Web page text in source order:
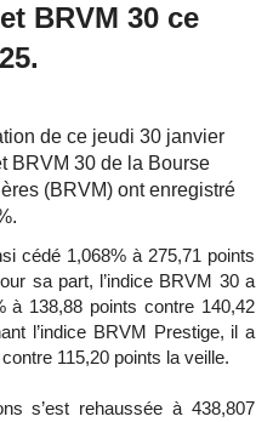
BRVM 30 ce
de ce jeudi 30 janvier
BRVM 30 de la Bourse
(BRVM) ont enregistré
cédé 1,068% à 275,71 points
sa part, l’indice BRVM 30 a
à 138,88 points contre 140,42
l’indice BRVM Prestige, il a
115,20 points la veille.
s’est rehaussée à 438,807